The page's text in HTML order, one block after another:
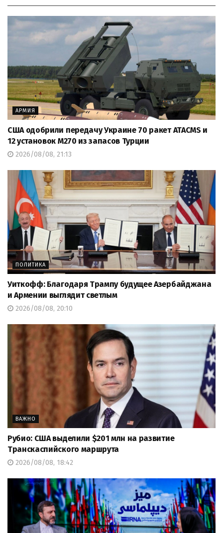
АРМИЯ
США одобрили передачу Украине 70 ракет ATACMS и
12 установок M270 из запасов Турции
2026/08/08, 21:13
ПОЛИТИКА
Уиткофф: Благодаря Трампу будущее Азербайджана
и Армении выглядит светлым
2026/08/08, 20:10
ВАЖНО
Рубио: США выделили $201 млн на развитие
Транскаспийского маршрута
2026/08/08, 18:42